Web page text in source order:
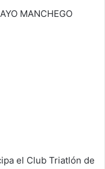
MANCHEGO
el Club Triatlón de